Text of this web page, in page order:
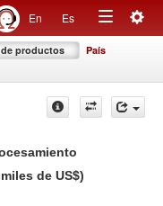
En Es
Toggle
productos País
de US$)